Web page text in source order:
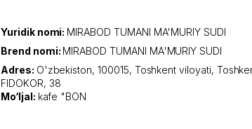
Yuridik nomi: MIRABOD TUMANI MA'MURIY SUDI
Brend nomi: MIRABOD TUMANI MA'MURIY SUDI
Adres: O'zbekiston, 100015, Toshkent viloyati,
FIDOKOR, 38
Mo‘ljal: kafe "BON